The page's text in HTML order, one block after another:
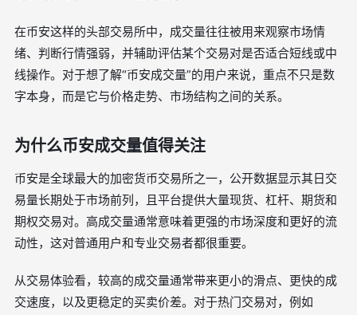
在币安这样的头部交易所中，成交量往往被用来观察市场情
绪、判断行情强弱，并辅助评估某个交易对是否适合短线或中
线操作。对于想了解“币安成交量”的用户来说，重点不只是数
字本身，而是它与价格走势、市场结构之间的关系。
为什么币安成交量值得关注
币安是全球最大的加密货币交易所之一，公开数据显示其日交
易量长期处于市场前列，且平台提供大量现货、杠杆、期货和
期权交易对。高成交量通常意味着更强的市场深度和更好的流
动性，这对普通用户和专业交易者都很重要。
从交易体验看，较高的成交量通常带来更小的滑点、更快的成
交速度，以及更稳定的买卖价差。对于热门交易对，例如